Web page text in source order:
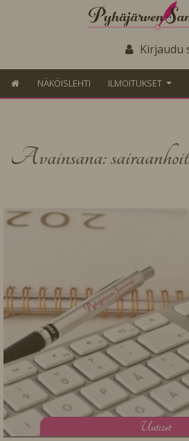
Kirjaudu
NÄKÖISLEHTI ILMOITUKSET
Avainsana:
Uutiset